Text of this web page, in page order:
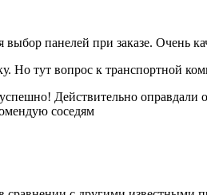
панелей при заказе. Очень
Но тут вопрос к транспортной
Действительно оправдали
соседям